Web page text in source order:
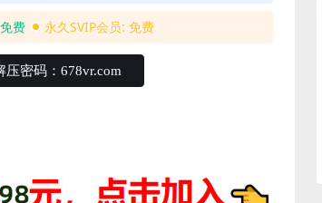
免费 永久SVIP会员: 免费
压密码：678vr.com